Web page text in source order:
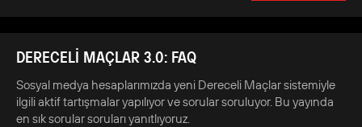
DERECELİ MAÇLAR 3.0: FAQ
Sosyal medya hesaplarımızda yeni Dereceli Maçlar sistemiyle
ilgili aktif tartışmalar yapılıyor ve sorular soruluyor. Bu yayında
en sık sorular soruları yanıtlıyoruz.